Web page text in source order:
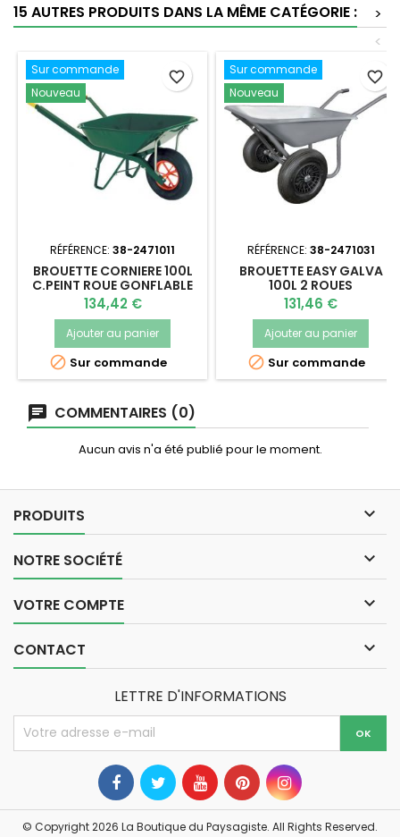
15 AUTRES PRODUITS DANS LA MÊME CATÉGORIE :
>
<
Sur commande
Nouveau
RÉFÉRENCE: 38-2471011
BROUETTE CORNIERE 100L
C.PEINT ROUE GONFLABLE
Prix
134,42 €
Ajouter au panier
 Sur commande
favorite_border
Sur commande
Nouveau
RÉFÉRENCE: 38-2471031
BROUETTE EASY GALVA
100L 2 ROUES
Prix
131,46 €
Ajouter au panier
 Sur commande
favorite_border
COMMENTAIRES (0)
Aucun avis n'a été publié pour le moment.
PRODUITS 
NOTRE SOCIÉTÉ 
VOTRE COMPTE 
CONTACT 
LETTRE D'INFORMATIONS
© Copyright 2026 La Boutique du Paysagiste. All Rights Reserved.